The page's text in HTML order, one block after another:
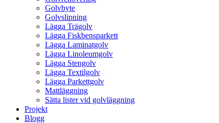
Golvbyte
Golvslipning
Lägga Trägolv
Lägga Fiskbensparkett
Lägga Laminatgolv
Lägga Linoleumgolv
Lägga Stengolv
Lägga Textilgolv
Lägga Parkettgolv
Mattläggning
Sätta lister vid golvläggning
Projekt
Blogg